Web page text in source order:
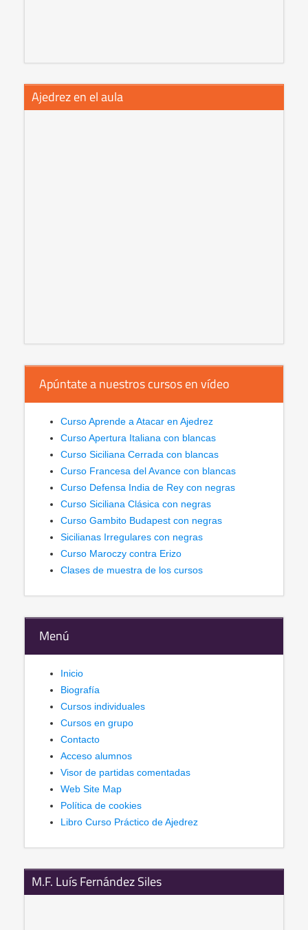
Ajedrez en el aula
Apúntate a nuestros cursos en vídeo
Curso Aprende a Atacar en Ajedrez
Curso Apertura Italiana con blancas
Curso Siciliana Cerrada con blancas
Curso Francesa del Avance con blancas
Curso Defensa India de Rey con negras
Curso Siciliana Clásica con negras
Curso Gambito Budapest con negras
Sicilianas Irregulares con negras
Curso Maroczy contra Erizo
Clases de muestra de los cursos
Menú
Inicio
Biografía
Cursos individuales
Cursos en grupo
Contacto
Acceso alumnos
Visor de partidas comentadas
Web Site Map
Política de cookies
Libro Curso Práctico de Ajedrez
M.F. Luís Fernández Siles